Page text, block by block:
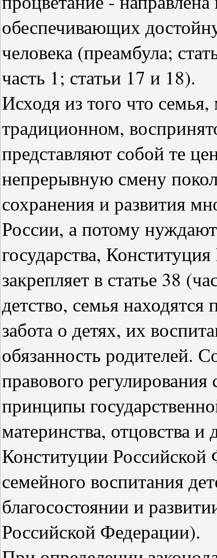
обеспечивающих
человека (преамбула;
часть 1; статьи 17 и 18).
Исходя из того что
традиционном,
представляют собой те
непрерывную смену
сохранения и развития
России, а потому
государства,
закрепляет в статье 38
детство, семья находятся
забота о детях, их
обязанность родителей.
правового
принципы
материнства, отцовства и
Конституции
семейного воспитания
благосостоянии и
Российской Федерации).